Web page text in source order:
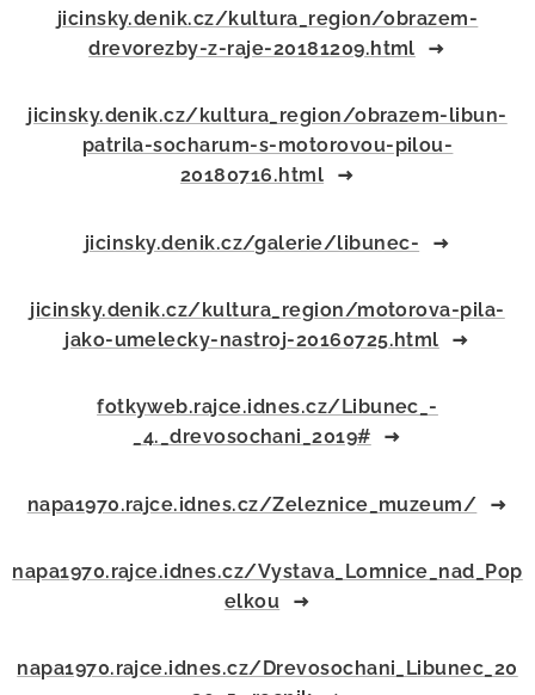
jicinsky.denik.cz/kultura_region/obrazem-
drevorezby-z-raje-20181209.html
jicinsky.denik.cz/kultura_region/obrazem-libun-
patrila-socharum-s-motorovou-pilou-
20180716.html
jicinsky.denik.cz/galerie/libunec-
jicinsky.denik.cz/kultura_region/motorova-pila-
jako-umelecky-nastroj-20160725.html
fotkyweb.rajce.idnes.cz/Libunec_-
_4._drevosochani_2019#
napa1970.rajce.idnes.cz/Zeleznice_muzeum/
napa1970.rajce.idnes.cz/Vystava_Lomnice_nad_Pop
elkou
napa1970.rajce.idnes.cz/Drevosochani_Libunec_20